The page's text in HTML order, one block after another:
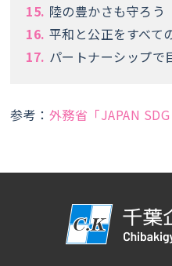
15. 陸の豊かさも守ろう
16. 平和と公正をすべて
17. パートナーシップで
参考： 外務省「JAPAN